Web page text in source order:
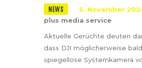
AVT EVENTS
ÜBER AVT
KONTAKT
NEWS 5. November
plus media service
Aktuelle Gerüchte deuten
dass DJI möglicherweise
spiegellose Systemkamera